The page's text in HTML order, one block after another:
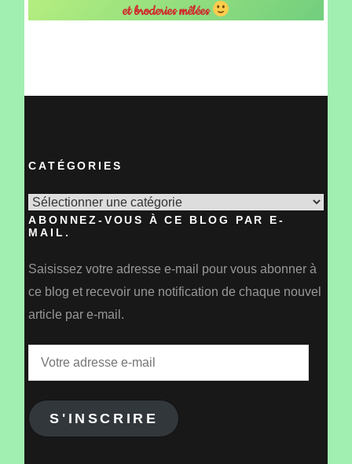
et broderies mêlées
CATÉGORIES
Catégories
ABONNEZ-VOUS À CE BLOG PAR E-
MAIL.
Saisissez votre adresse e-mail pour vous abonner à
ce blog et recevoir une notification de chaque nouvel
article par e-mail.
Votre
adresse
e-
mailS'INSCRIRE